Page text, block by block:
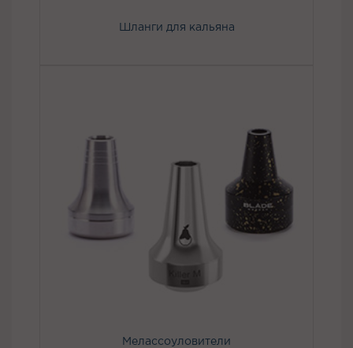
Шланги для кальяна
Мелассоуловители